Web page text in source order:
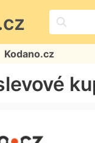
Kodano.cz